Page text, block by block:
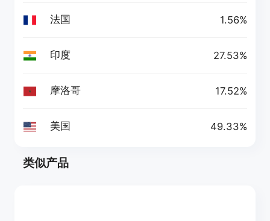
法国 1.56%
印度 27.53%
摩洛哥 17.52%
美国 49.33%
类似产品